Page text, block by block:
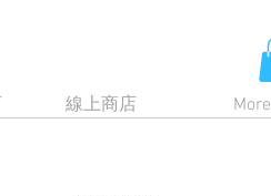
線上商店 More